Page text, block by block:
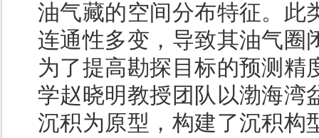
油气藏的空间分布特征。此
连通性多变，导致其油气圈
为了提高勘探目标的预测精
学赵晓明教授团队以渤海湾
沉积为原型，构建了沉积构